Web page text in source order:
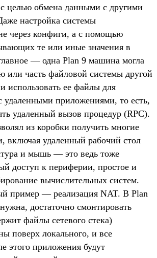
целью обмена данными с другими
настройка системы
через конфиги, а с помощью
те или иные значения в
— одна Plan 9 машина могла
или часть файловой системы другой
использовать ее файлы для
удаленными приложениями, то есть,
удаленный вызов процедур (RPC).
из коробки получить многие
включая удаленный рабочий стол
и мышь — это ведь тоже
доступ к периферии, простое и
вычислительных систем.
пример — реализация NAT. В Plan
достаточно смонтировать
файлы сетевого стека)
поверх локального, и все
этого приложения будут